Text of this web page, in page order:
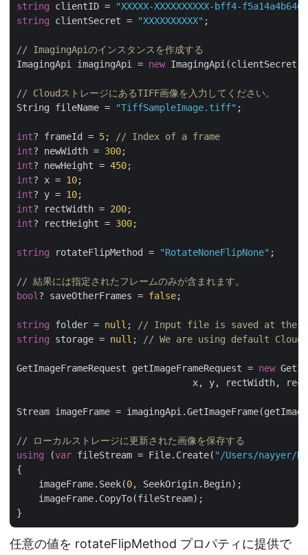
string clientID =
"XXXXX-XXXXXXXXXX-bff4-
string clientSecret = "XXXXXXXXXX" ;
// ImagingApiのインスタンスを作成する
ImagingApi imagingApi = new
// CloudストレージにあるTIFF画像を入力してください。
String fileName =
"TiffSampleImage.tiff" ;
int? frameId = 5;
// Index of a frame
int? newWidth = 300
int? newHeight = 450
int? x = 10
int? y = 10
int? rectWidth = 200
int? rectHeight = 300;
string rotateFlipMethod = "RotateNoneFlipNone" ;
// 結果には指定されたフレームのみが含まれます。
bool ? saveOtherFrames = false;
string folder = null ;
// Input file is saved at the
string storage = null ; // We are using default Cloud
GetImageFrameRequest getImageFrameRequest = new
x, y, rectWidth,
Stream imageFrame =
// ローカルストレージに更新された画像を保存する
using (var fileStream = File.Create( "/Users/nayyer/
{
    imageFrame.Seek(
0, SeekOrigin.Begin);
    imageFrame.CopyTo(fileStream);
任意の値を rotateFlipMethod プロパティに提供で